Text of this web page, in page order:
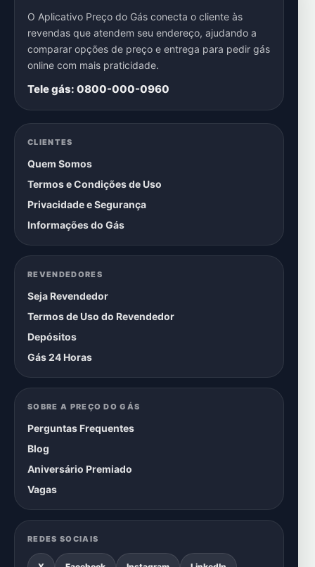
O Aplicativo Preço do Gás conecta o cliente às
revendas que atendem seu endereço, ajudando a
comparar opções de preço e entrega para pedir gás
online com mais praticidade.
Tele gás: 0800-000-0960
CLIENTES
Quem Somos
Termos e Condições de Uso
Privacidade e Segurança
Informações do Gás
REVENDEDORES
Seja Revendedor
Termos de Uso do Revendedor
Depósitos
Gás 24 Horas
SOBRE A PREÇO DO GÁS
Perguntas Frequentes
Blog
Aniversário Premiado
Vagas
REDES SOCIAIS